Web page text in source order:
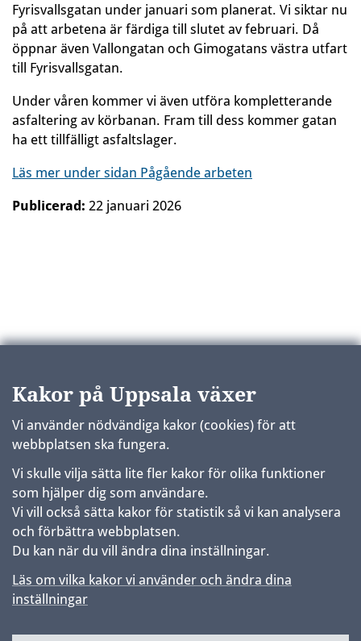
Fyrisvallsgatan under januari som planerat. Vi siktar nu
på att arbetena är färdiga till slutet av februari. Då
öppnar även Vallongatan och Gimogatans västra utfart
till Fyrisvallsgatan.
Under våren kommer vi även utföra kompletterande
asfaltering av körbanan. Fram till dess kommer gatan
ha ett tillfälligt asfaltslager.
Läs mer under sidan Pågående arbeten
Publicerad: 22 januari 2026
Kakor på Uppsala växer
Vi använder nödvändiga kakor (cookies) för att
webbplatsen ska fungera.
Vi skulle vilja sätta lite fler kakor för olika funktioner
som hjälper dig som användare.
Vi vill också sätta kakor för statistik så vi kan analysera
och förbättra webbplatsen.
Du kan när du vill ändra dina inställningar.
Läs om vilka kakor vi använder och ändra dina
inställningar